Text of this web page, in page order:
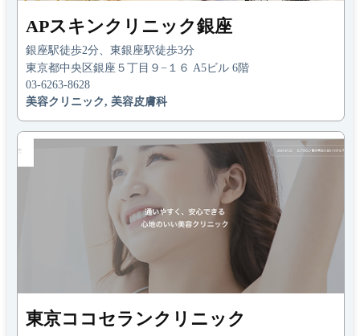
APスキンクリニック銀座
銀座駅徒歩2分、東銀座駅徒歩3分
東京都中央区銀座５丁目９−１６ A5ビル 6階
03-6263-8628
美容クリニック, 美容皮膚科
東京ココセランクリニック